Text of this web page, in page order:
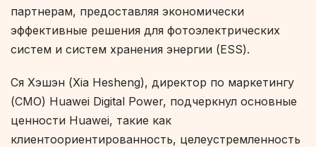
партнерам, предоставляя экономически
эффективные решения для фотоэлектрических
систем и систем хранения энергии (ESS).
Ся Хэшэн (Xia Hesheng), директор по маркетингу
(CMO) Huawei Digital Power, подчеркнул основные
ценности Huawei, такие как
клиентоориентированность, целеустремленность